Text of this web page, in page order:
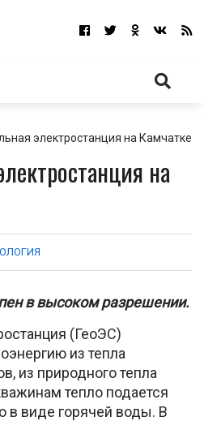
электростанция на Камчатке
на
в высоком разрешении.
(ГеоЭС)
из тепла
из природного тепла
тепло подается
в виде горячей воды. В